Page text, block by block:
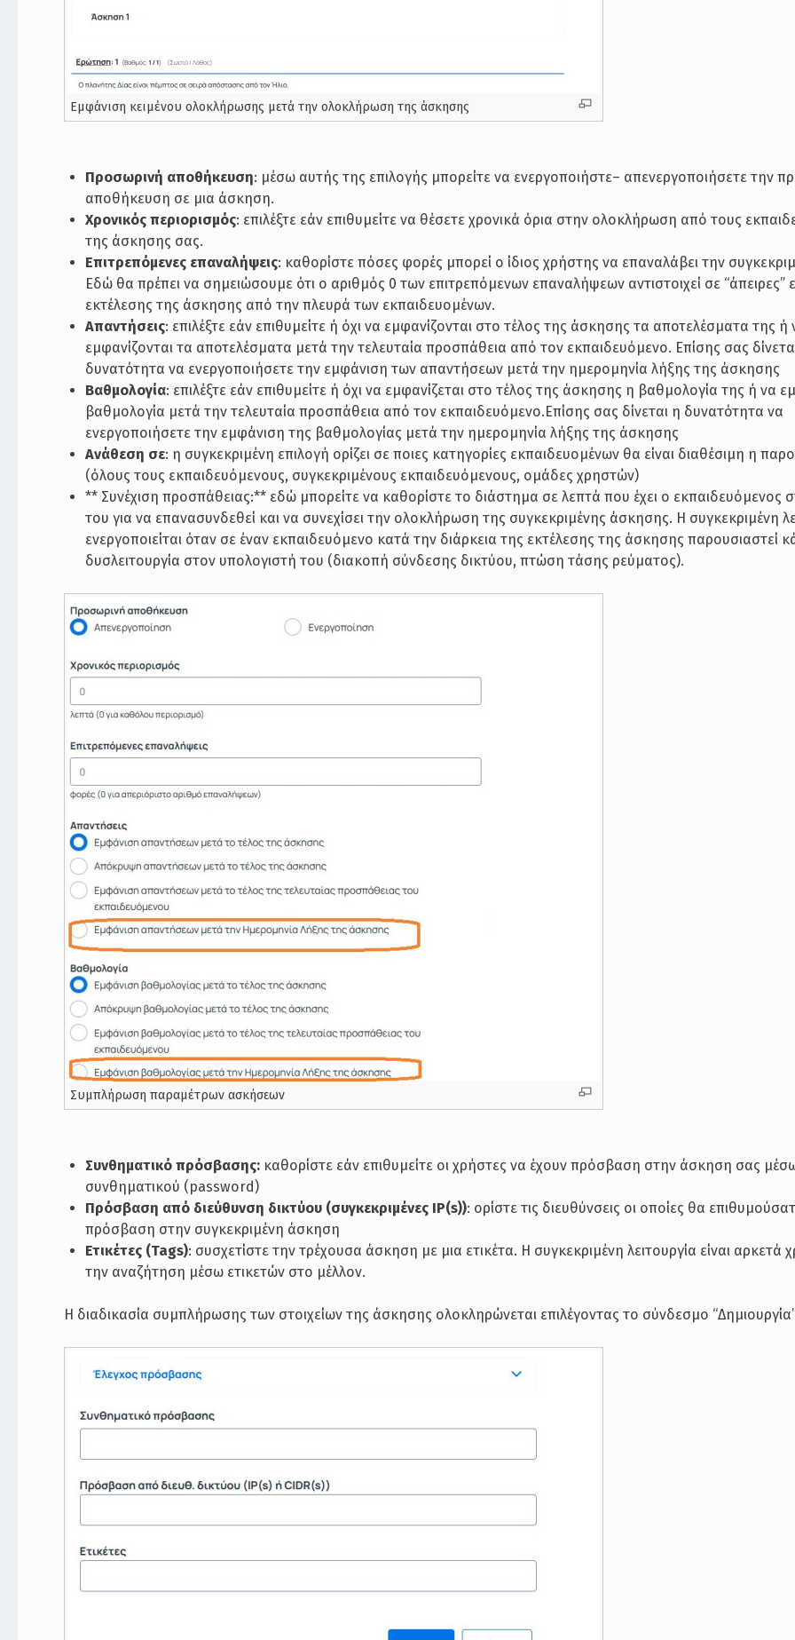
Εμφάνιση κειμένου ολοκλήρωσης μετά την ολοκλήρωση της άσκησης
Προσωρινή αποθήκευση: μέσω αυτής της επιλογής μπορείτε να ενεργοποιήστε– απενεργοποιήσετε την
αποθήκευση σε μια άσκηση.
Χρονικός περιορισμός: επιλέξτε εάν επιθυμείτε να θέσετε χρονικά όρια στην ολοκλήρωση από τους
της άσκησης σας.
Επιτρεπόμενες επαναλήψεις: καθορίστε πόσες φορές μπορεί ο ίδιος χρήστης να επαναλάβει την
Εδώ θα πρέπει να σημειώσουμε ότι ο αριθμός 0 των επιτρεπόμενων επαναλήψεων αντιστοιχεί σε “άπειρες”
εκτέλεσης της άσκησης από την πλευρά των εκπαιδευομένων.
Απαντήσεις: επιλέξτε εάν επιθυμείτε ή όχι να εμφανίζονται στο τέλος της άσκησης τα αποτελέσματα της ή
εμφανίζονται τα αποτελέσματα μετά την τελευταία προσπάθεια από τον εκπαιδευόμενο. Επίσης σας
δυνατότητα να ενεργοποιήσετε την εμφάνιση των απαντήσεων μετά την ημερομηνία λήξης της άσκησης
Βαθμολογία: επιλέξτε εάν επιθυμείτε ή όχι να εμφανίζεται στο τέλος της άσκησης η βαθμολογία της ή να
βαθμολογία μετά την τελευταία προσπάθεια από τον εκπαιδευόμενο.Επίσης σας δίνεται η δυνατότητα να
ενεργοποιήσετε την εμφάνιση της βαθμολογίας μετά την ημερομηνία λήξης της άσκησης
Ανάθεση σε: η συγκεκριμένη επιλογή ορίζει σε ποιες κατηγορίες εκπαιδευομένων θα είναι διαθέσιμη η
(όλους τους εκπαιδευόμενους, συγκεκριμένους εκπαιδευόμενους, ομάδες χρηστών)
** Συνέχιση προσπάθειας:** εδώ μπορείτε να καθορίστε το διάστημα σε λεπτά που έχει ο εκπαιδευόμενος
του για να επανασυνδεθεί και να συνεχίσει την ολοκλήρωση της συγκεκριμένης άσκησης. Η συγκεκριμένη
ενεργοποιείται όταν σε έναν εκπαιδευόμενο κατά την διάρκεια της εκτέλεσης της άσκησης παρουσιαστεί
δυσλειτουργία στον υπολογιστή του (διακοπή σύνδεσης δικτύου, πτώση τάσης ρεύματος).
Συμπλήρωση παραμέτρων ασκήσεων
Συνθηματικό πρόσβασης: καθορίστε εάν επιθυμείτε οι χρήστες να έχουν πρόσβαση στην άσκηση σας
συνθηματικού (password)
Πρόσβαση από διεύθυνση δικτύου (συγκεκριμένες IP(s)): ορίστε τις διευθύνσεις οι οποίες θα
πρόσβαση στην συγκεκριμένη άσκηση
Ετικέτες (Tags): συσχετίστε την τρέχουσα άσκηση με μια ετικέτα. Η συγκεκριμένη λειτουργία είναι αρκετά
την αναζήτηση μέσω ετικετών στο μέλλον.
Η διαδικασία συμπλήρωσης των στοιχείων της άσκησης ολοκληρώνεται επιλέγοντας το σύνδεσμο